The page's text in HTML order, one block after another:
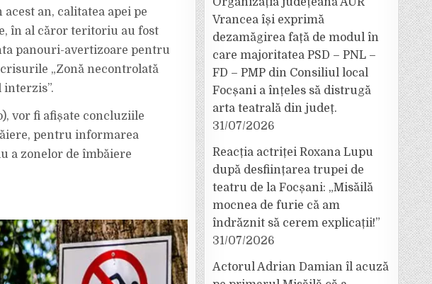
an, calitatea apei pe
în al căror teritoriu au fost
panouri-avertizoare pentru
„Zonă necontrolată
vor fi afișate concluziile
pentru informarea
a zonelor de îmbăiere
Vrancea își exprimă
dezamăgirea față de modul în
care majoritatea PSD – PNL –
FD – PMP din Consiliul local
Focșani a înțeles să distrugă
arta teatrală din județ.
31/07/2026
Reacția actriței Roxana Lupu
după desființarea trupei de
teatru de la Focșani: „Misăilă
mocnea de furie că am
îndrăznit să cerem explicații!”
31/07/2026
Actorul Adrian Damian îl acuză